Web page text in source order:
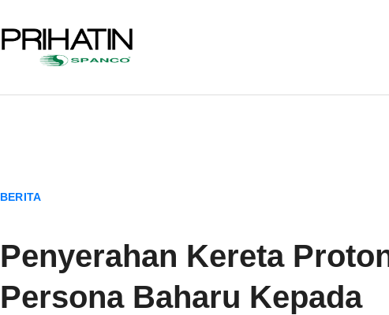
BERITA
Penyerahan Kereta
Persona Baharu Kepada